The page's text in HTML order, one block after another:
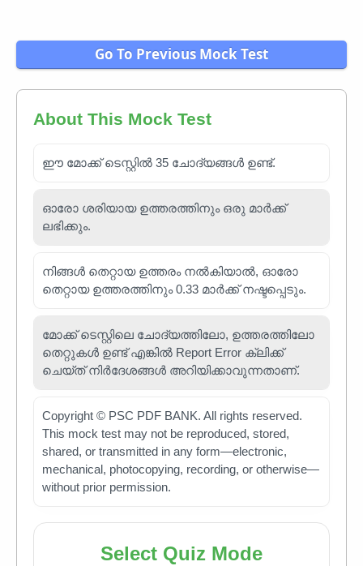
Go To Previous Mock Test
About This Mock Test
ഈ മോക്ക് ടെസ്റ്റിൽ 35 ചോദ്യങ്ങൾ ഉണ്ട്.
ഓരോ ശരിയായ ഉത്തരത്തിനും ഒരു മാർക്ക്
ലഭിക്കും.
നിങ്ങൾ തെറ്റായ ഉത്തരം നൽകിയാൽ, ഓരോ
തെറ്റായ ഉത്തരത്തിനും 0.33 മാർക്ക് നഷ്ടപ്പെടും.
മോക്ക് ടെസ്റ്റിലെ ചോദ്യത്തിലോ, ഉത്തരത്തിലോ
തെറ്റുകൾ ഉണ്ട് എങ്കിൽ Report Error ക്ലിക്ക്
ചെയ്ത് നിർദേശങ്ങൾ അറിയിക്കാവുന്നതാണ്.
Copyright © PSC PDF BANK. All rights reserved.
This mock test may not be reproduced, stored,
shared, or transmitted in any form—electronic,
mechanical, photocopying, recording, or otherwise—
without prior permission.
Select Quiz Mode